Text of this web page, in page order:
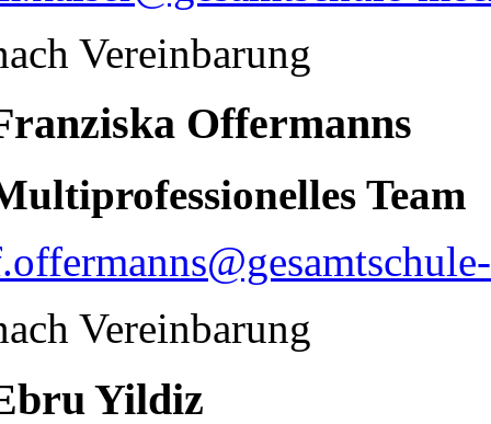
Vereinbarung
Offermanns
Team
Vereinbarung
Yildiz